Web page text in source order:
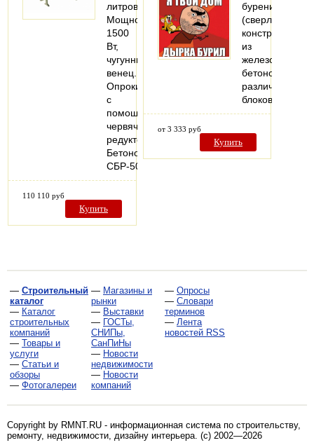
литров.
Мощность
1500
Вт,
чугунный
венец.
Опрокидывание
с
помощью
червячного
редуктора.
Бетономешалка
СБР-500А.1…
110 110 руб
Купить
бурение
(сверление)
конструкций
из
железобетонов,
бетонов,
различных
блоков
от 3 333 руб
Купить
— Строительный
каталог
— Каталог
строительных
компаний
— Товары и
услуги
— Статьи и
обзоры
— Фотогалереи
— Магазины и
рынки
— Выставки
— ГОСТы,
СНИПы,
СанПиНы
— Новости
недвижимости
— Новости
компаний
— Опросы
— Словари
терминов
— Лента
новостей RSS
Copyright by RMNT.RU - информационная система по строительству,
ремонту, недвижимости, дизайну интерьера. (c) 2002—2026